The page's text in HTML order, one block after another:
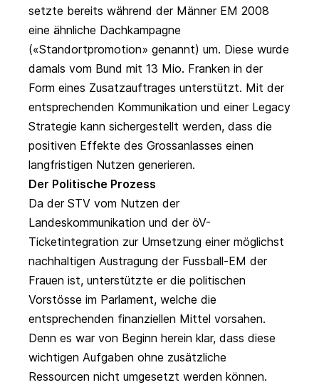
setzte bereits während der Männer EM 2008
eine ähnliche Dachkampagne
(«Standortpromotion» genannt) um. Diese wurde
damals vom Bund mit 13 Mio. Franken in der
Form eines Zusatzauftrages unterstützt. Mit der
entsprechenden Kommunikation und einer Legacy
Strategie kann sichergestellt werden, dass die
positiven Effekte des Grossanlasses einen
langfristigen Nutzen generieren.
Der Politische Prozess
Da der STV vom Nutzen der
Landeskommunikation und der öV-
Ticketintegration zur Umsetzung einer möglichst
nachhaltigen Austragung der Fussball-EM der
Frauen ist, unterstützte er die politischen
Vorstösse im Parlament, welche die
entsprechenden finanziellen Mittel vorsahen.
Denn es war von Beginn herein klar, dass diese
wichtigen Aufgaben ohne zusätzliche
Ressourcen nicht umgesetzt werden können.